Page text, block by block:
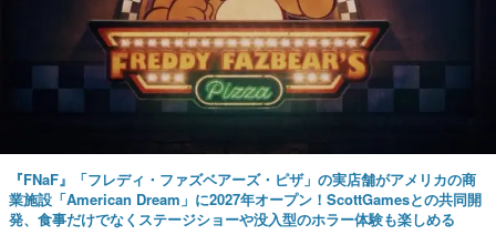
『FNaF』「フレディ・ファズベアーズ・ピザ」の実店舗がアメリカの商
業施設「American Dream」に2027年オープン！ScottGamesとの共同開
発、食事だけでなくステージショーや没入型のホラー体験も楽しめる